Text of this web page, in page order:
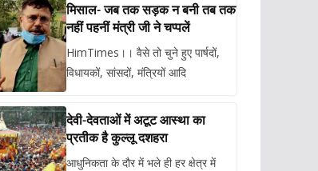
मिसाल- जब तक सड़क न बनी तब तक
नहीं पहनीं मंत्री जी ने चप्पलें
HimTimes।। वैसे तो चुने हुए पार्षदों,
विधायकों, सांसदों, मंत्रियों आदि
देवी-देवताओं में अटूट आस्था का
प्रतीक है कुल्लू दशहरा
आधुनिकता के दौर में भले ही हर क्षेत्र में